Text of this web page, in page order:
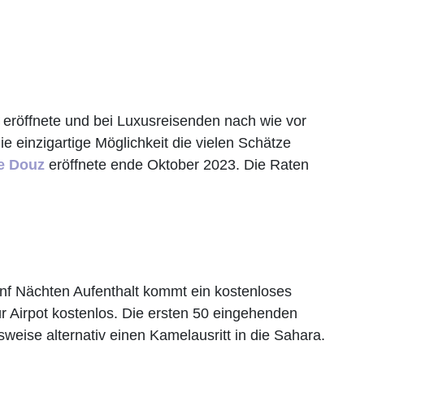
und bei Luxusreisenden nach wie vor
einzigartige Möglichkeit die vielen Schätze
Douz eröffnete ende Oktober 2023. Die Raten
Nächten Aufenthalt kommt ein kostenloses
Airpot kostenlos. Die ersten 50 eingehenden
alternativ einen Kamelausritt in die Sahara.